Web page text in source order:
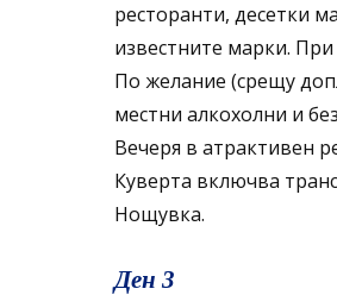
ресторанти, десетки
известните марки.
По желание (срещу
местни алкохолни и
Вечеря в атрактивен
Куверта включва
Нощувка.
Ден 3